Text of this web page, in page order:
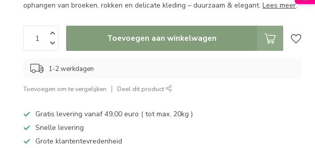
ophangen van broeken, rokken en delicate kleding – duurzaam & elegant.Lees meer.
Toevoegen aan winkelwagen
1-2 werkdagen
Toevoegen om te vergelijken Deel dit product
Gratis levering vanaf 49,00 euro ( tot max. 20kg )
Snelle levering
Grote klantentevredenheid